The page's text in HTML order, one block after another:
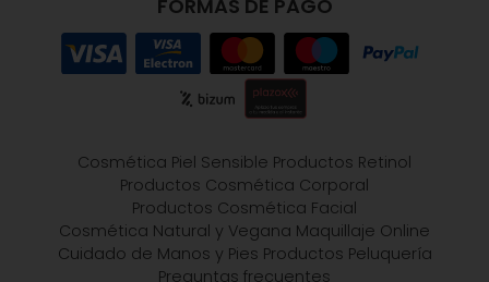
FORMAS DE PAGO
Cosmética Piel Sensible Productos Retinol
Productos Cosmética Corporal
Productos Cosmética Facial
Cosmética Natural y Vegana Maquillaje Online
Cuidado de Manos y Pies Productos Peluquería
Preguntas frecuentes